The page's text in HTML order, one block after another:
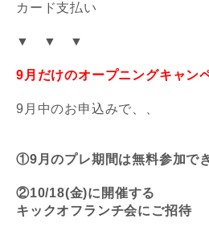
カード支払い
▼ ▼ ▼
9月だけのオープニングキャン
9月中のお申込みで、、
①9月のプレ期間は無料参加で
②10/18(金)に開催する
キックオフランチ会にご招待